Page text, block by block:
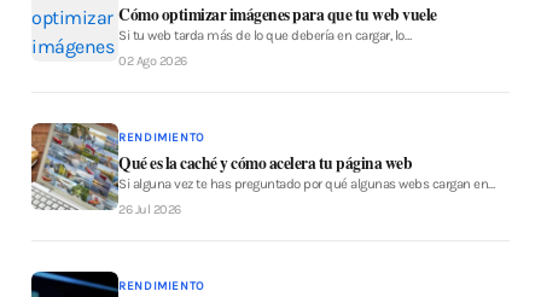
Cómo optimizar imágenes para que tu web vuele
Si tu web tarda más de lo que debería en cargar, lo…
02 Ago 2026
RENDIMIENTO
Qué es la caché y cómo acelera tu página web
Si alguna vez te has preguntado por qué algunas webs cargan en…
26 Jul 2026
RENDIMIENTO